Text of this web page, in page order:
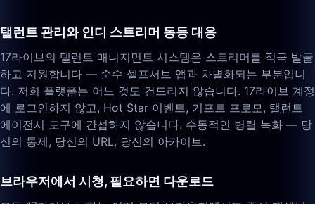
탤런트 관리와 인디 스트리머 동등 대응
17라이브의 탤런트 매니지먼트 시스템은 스트리머를 적극 발굴
하고 지원합니다 — 순수 셀프서브 앱과 차별화되는 부분입니
다. 저희 플랫폼는 어느 것도 건드리지 않습니다. 17라이브 계정
에 로그인하지 않고, Hot Star 이벤트, 기프트 프로모, 탤런트
에이전시 도구에 간섭하지 않습니다. 수동적인 병렬 녹화 — 당
신의 통제, 당신의 URL, 당신의 아카이브.
브라우저에서 시청, 필요하면 다운로드